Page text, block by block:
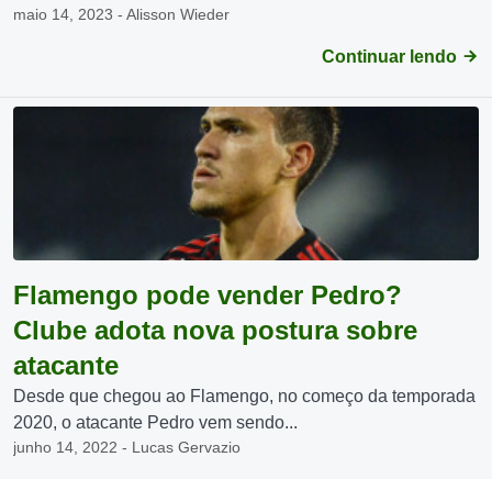
maio 14, 2023 - Alisson Wieder
Continuar lendo
Flamengo pode vender Pedro?
Clube adota nova postura sobre
atacante
Desde que chegou ao Flamengo, no começo da temporada
2020, o atacante Pedro vem sendo...
junho 14, 2022 - Lucas Gervazio